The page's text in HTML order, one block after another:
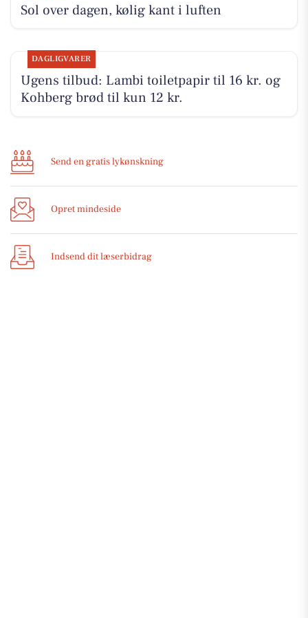
Sol over dagen, kølig kant i luften
DAGLIGVARER
Ugens tilbud: Lambi toiletpapir til 16 kr. og
Kohberg brød til kun 12 kr.
Send en gratis lykønskning
Opret mindeside
Indsend dit læserbidrag